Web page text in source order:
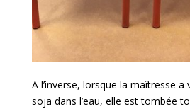
A l’inverse, lorsque la maîtresse a
soja dans l’eau, elle est tombée